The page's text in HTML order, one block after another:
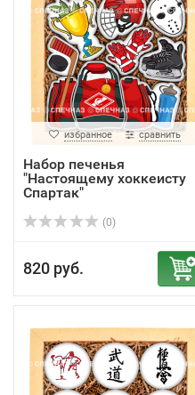
избранное сравнить
Набор печенья
"Настоящему хоккеисту
Спартак"
(0)
820 руб.